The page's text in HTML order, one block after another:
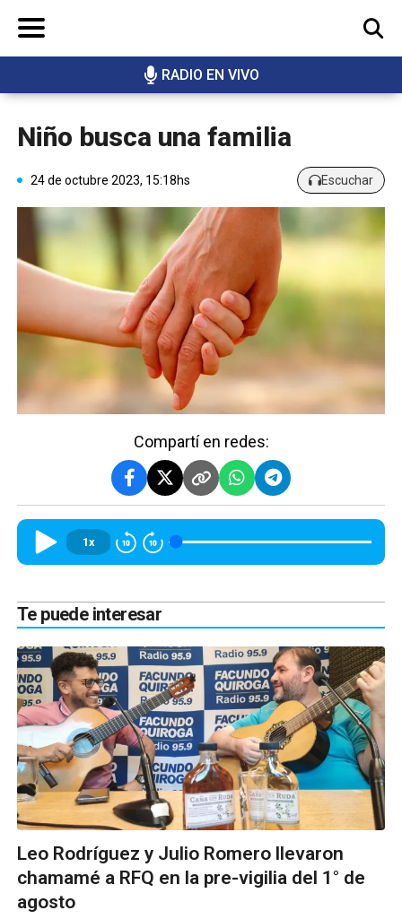
RADIO EN VIVO
BUSCAR
Niño busca una familia
24 de octubre 2023, 15:18hs Escuchar
Compartí en redes:
1x
Te puede interesar
Leo Rodríguez y Julio Romero llevaron
chamamé a RFQ en la pre-vigilia del 1° de
agosto